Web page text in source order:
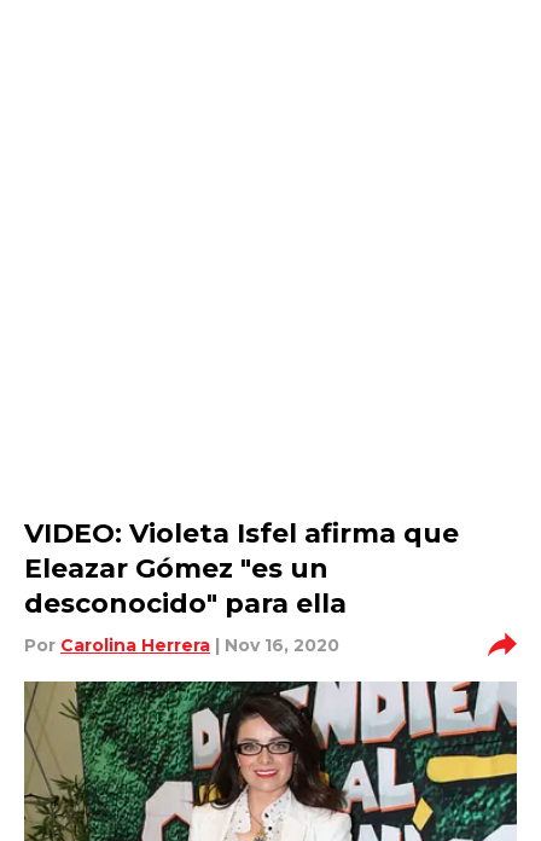
VIDEO: Violeta Isfel afirma que
Eleazar Gómez "es un
desconocido" para ella
Por Carolina Herrera | Nov 16, 2020